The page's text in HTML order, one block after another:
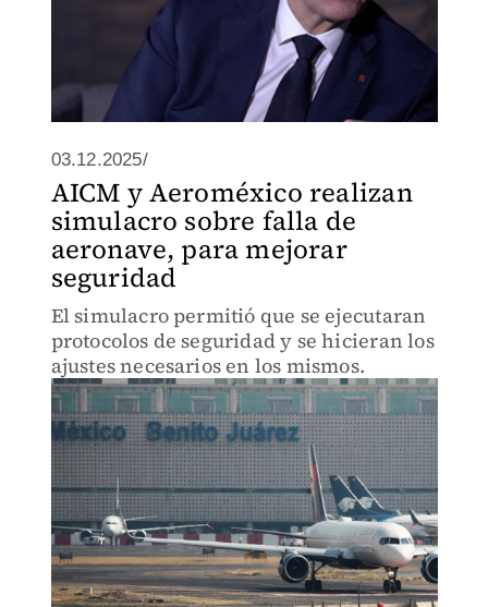
03.12.2025/
AICM y Aeroméxico realizan
simulacro sobre falla de
aeronave, para mejorar
seguridad
El simulacro permitió que se ejecutaran
protocolos de seguridad y se hicieran los
ajustes necesarios en los mismos.